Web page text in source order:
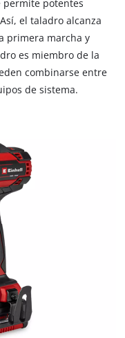
permite potentes
el taladro alcanza
primera marcha y
es miembro de la
combinarse entre
de sistema.